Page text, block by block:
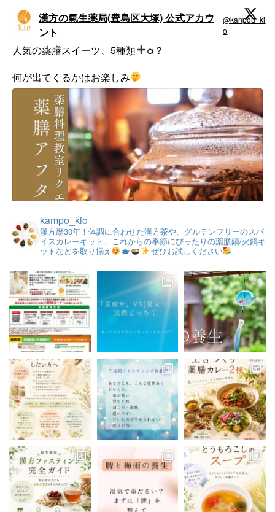
漢方の氣生薬局(豊島区大塚) 公式アカウ
ント
@kanpou_ki
o
人気の薬膳スイーツ、5種類
α？
何が出てくるかはお楽しみ
Show Thread
0 4 Twitter
kampo_kio
漢方歴30年！体調に合わせた漢方茶や、グルテンフリーのスパ
イスカレーキット、これからの季節にぴったりの薬膳鍋/火鍋キ
ットなどを取り揃え
ぜひお試しください